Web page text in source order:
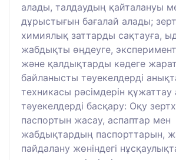
алады, талдаудың қайталануы
дұрыстығын бағалай алады;
химиялық заттарды сақтауға,
жабдықты өңдеуге, эксперимент
және қалдықтарды кәдеге
байланысты тәуекелдерді
техникасы рәсімдерін
тәуекелдерді басқару: Оқу
паспортын жасау, аспаптар мен
жабдықтардың паспорттарын,
пайдалану жөніндегі